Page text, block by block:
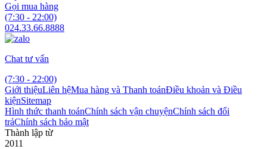
Gọi mua hàng
(7:30 - 22:00)
024.33.66.8888
Chat tư vấn
(7:30 - 22:00)
Giới thiệuLiên hệMua hàng và Thanh toánĐiều khoản và Điều
kiệnSitemap
Hình thức thanh toánChính sách vận chuyệnChính sách đổi
trảChính sách bảo mật
Thành lập từ
2011